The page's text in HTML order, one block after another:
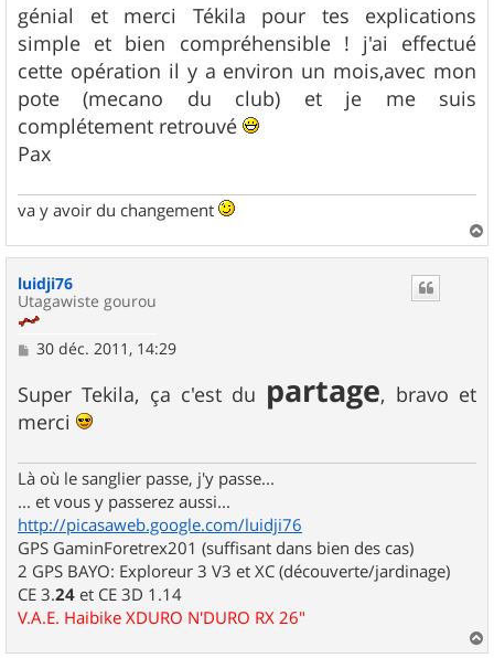
s
s
a
g
e
génial et merci Tékila pour tes explications
simple et bien compréhensible ! j'ai effectué
cette opération il y a environ un mois,avec mon
pote (mecano du club) et je me suis
complétement retrouvé
Pax
va y avoir du changement
a
luidji76
Utagawiste gourou
M
s
a
g
30 déc. 2011, 14:29
Super Tekila, ça c'est du partage, bravo et
merci
Là où le sanglier passe, j'y passe...
... et vous y passerez aussi...
http://picasaweb.google.com/luidji76
GPS GaminForetrex201 (suffisant dans bien des cas)
2 GPS BAYO: Exploreur 3 V3 et XC (découverte/jardinage)
CE 3.24 et CE 3D 1.14
V.A.E. Haibike XDURO N'DURO RX 26"
a